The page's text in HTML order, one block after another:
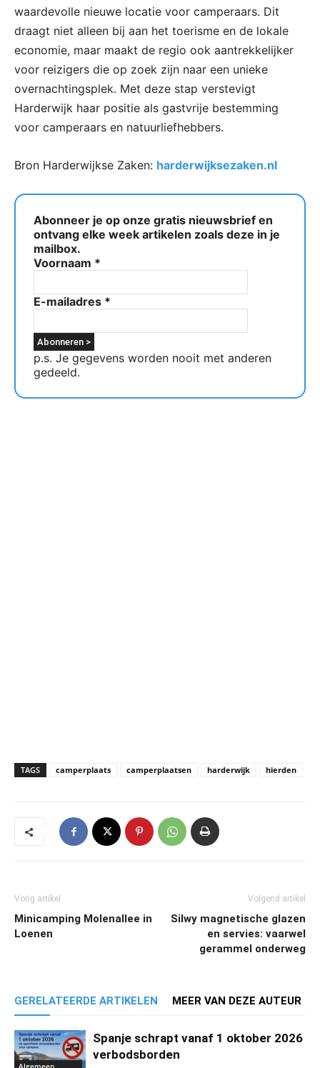
waardevolle nieuwe locatie voor camperaars. Dit
draagt niet alleen bij aan het toerisme en de lokale
economie, maar maakt de regio ook aantrekkelijker
voor reizigers die op zoek zijn naar een unieke
overnachtingsplek. Met deze stap verstevigt
Harderwijk haar positie als gastvrije bestemming
voor camperaars en natuurliefhebbers.
Bron Harderwijkse Zaken: harderwijksezaken.nl
Abonneer je op onze gratis nieuwsbrief en
ontvang elke week artikelen zoals deze in je
mailbox.
Voornaam *
E-mailadres *
p.s. Je gegevens worden nooit met anderen
gedeeld.
TAGS camperplaats camperplaatsen harderwijk hierden
Vorig artikel
Minicamping Molenallee in
Loenen
Volgend artikel
Silwy magnetische glazen
en servies: vaarwel
gerammel onderweg
GERELATEERDE ARTIKELEN MEER VAN DEZE AUTEUR
Algemeen
Spanje schrapt vanaf 1 oktober 2026
verbodsborden